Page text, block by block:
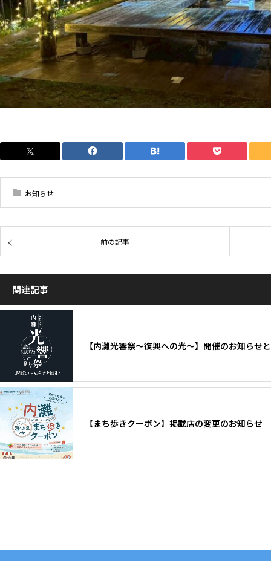
お知らせ
前の記事
関連記事
【内灘光響祭〜復興への光〜】開催のお知らせ
【まち歩きクーポン】掲載店の変更のお知らせ